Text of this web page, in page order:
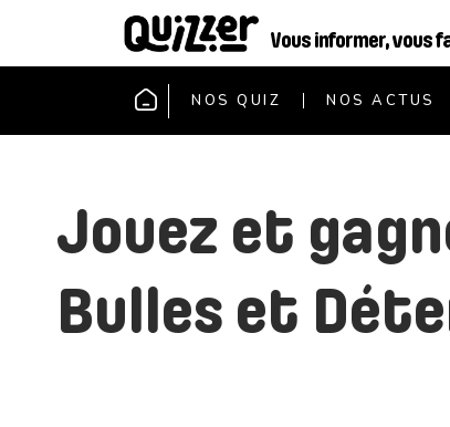
Vous informer, vous
NOS QUIZ NOS ACTUS
Jouez et
Bulles et